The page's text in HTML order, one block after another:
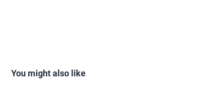
You might also like